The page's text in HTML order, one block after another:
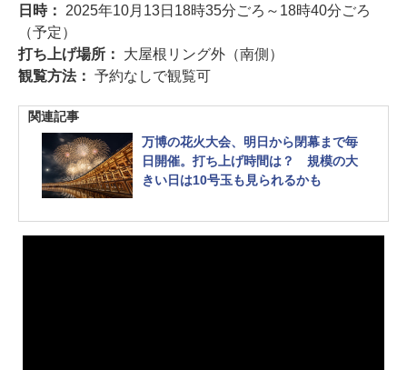
日時： 2025年10月13日18時35分ごろ～18時40分ごろ
（予定）
打ち上げ場所： 大屋根リング外（南側）
観覧方法： 予約なしで観覧可
関連記事
万博の花火大会、明日から閉幕まで毎
日開催。打ち上げ時間は？ 規模の大
きい日は10号玉も見られるかも